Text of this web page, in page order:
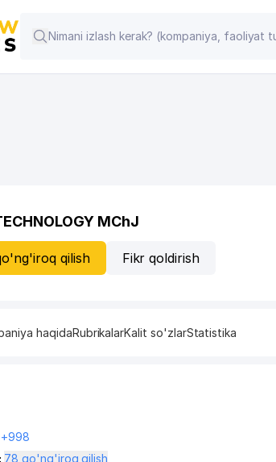
MChJ
qilish Fikr qoldirish
haqidaRubrikalarKalit so'zlarStatistika
+998
78 qo'ng'iroq qilish